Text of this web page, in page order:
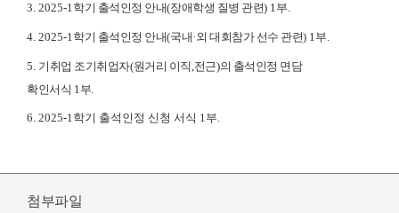
3. 2025-1학기 출석인정 안내(장애학생 질병 관련) 1부.
4. 2025-1학기 출석인정 안내(국내·외 대회참가 선수 관련) 1부.
5. 기취업 조기취업자(원거리 이직 전근)의 출석인정 면담
확인서식 1 부
6. 2025-1학기 출석인정 신청 서식 1부.
첨부파일